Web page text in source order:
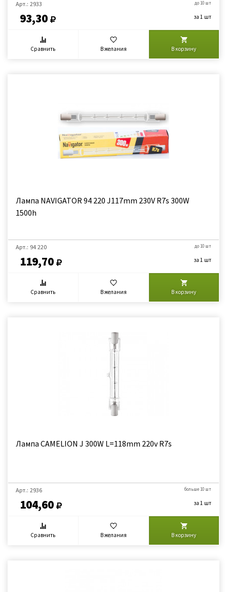
Арт.: 2933
93,30
до 10 шт
за 1 шт
Сравнить В желания В корзину
Лампа NAVIGATOR 94 220 J117mm 230V R7s 300W
1500h
Арт.: 94 220
119,70
до 10 шт
за 1 шт
Сравнить В желания В корзину
Лампа CAMELION J 300W L=118mm 220v R7s
Арт.: 2936
104,60
больше 10 шт
за 1 шт
Сравнить В желания В корзину